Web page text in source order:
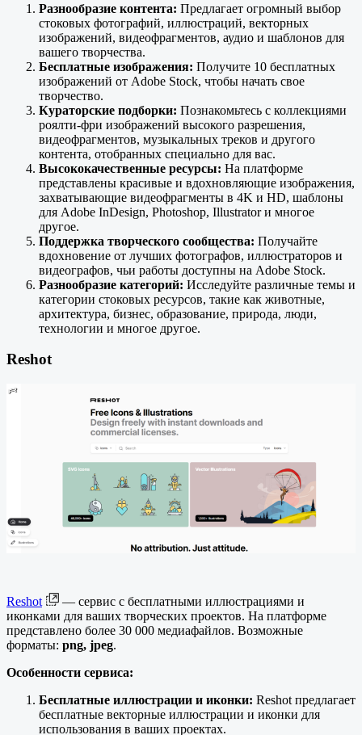
Разнообразие контента: Предлагает огромный выбор
стоковых фотографий, иллюстраций, векторных
изображений, видеофрагментов, аудио и шаблонов для
вашего творчества.
Бесплатные изображения: Получите 10 бесплатных
изображений от Adobe Stock, чтобы начать свое
творчество.
Кураторские подборки: Познакомьтесь с коллекциями
роялти-фри изображений высокого разрешения,
видеофрагментов, музыкальных треков и другого
контента, отобранных специально для вас.
Высококачественные ресурсы: На платформе
представлены красивые и вдохновляющие изображения,
захватывающие видеофрагменты в 4K и HD, шаблоны
для Adobe InDesign, Photoshop, Illustrator и многое
другое.
Поддержка творческого сообщества: Получайте
вдохновение от лучших фотографов, иллюстраторов и
видеографов, чьи работы доступны на Adobe Stock.
Разнообразие категорий: Исследуйте различные темы и
категории стоковых ресурсов, такие как животные,
архитектура, бизнес, образование, природа, люди,
технологии и многое другое.
Reshot
Reshot
— сервис с бесплатными иллюстрациями и
иконками для ваших творческих проектов. На платформе
представлено более 30 000 медиафайлов. Возможные
форматы: png, jpeg.
Особенности сервиса:
Бесплатные иллюстрации и иконки: Reshot предлагает
бесплатные векторные иллюстрации и иконки для
использования в ваших проектах.